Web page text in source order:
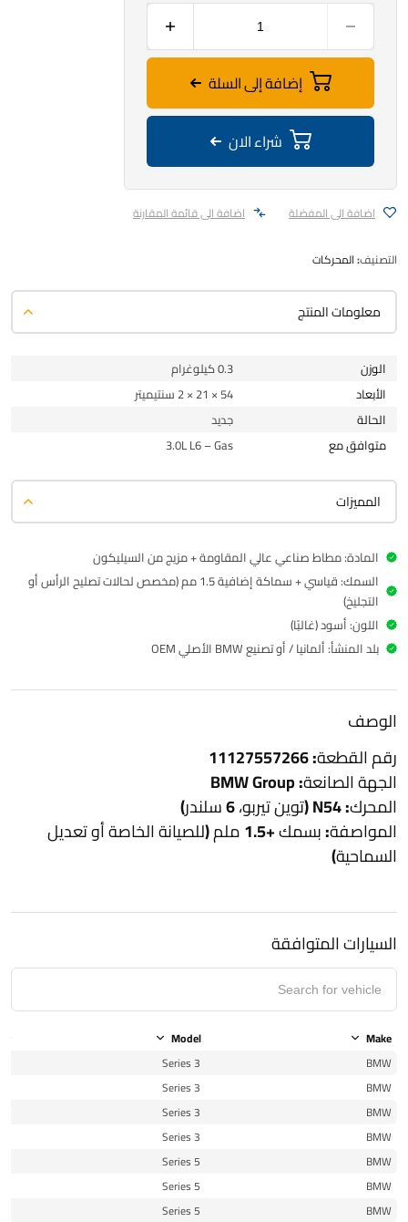
إضافة إلى السلة
شراء الان
اضافة الى المفضلة اضافة الى قائمة المقارنة
التصنيف:المحركات
معلومات المنتج
الوزن
0.3 كيلوغرام
الأبعاد
54 × 21 × 2 سنتيميتر
الحالة
جديد
متوافق مع
3.0L L6 – Gas
المميزات
المادة: مطاط صناعي عالي المقاومة + مزيج من السيليكون
السمك: قياسي + سماكة إضافية 1.5 مم (مخصص لحالات تصليح الرأس أو
التجليخ)
اللون: أسود (غالبًا)
بلد المنشأ: ألمانيا / أو تصنيع BMW الأصلي OEM
الوصف
رقم القطعة:
الجهة الصانعة:
المحرك:
المواصفة:
بسمك +1.5 ملم (للصيانة الخاصة أو تعديل
السماحية)
السيارات المتوافقة
Make
Model
BMW
3 Series
BMW
3 Series
BMW
3 Series
BMW
3 Series
BMW
5 Series
BMW
5 Series
BMW
5 Series